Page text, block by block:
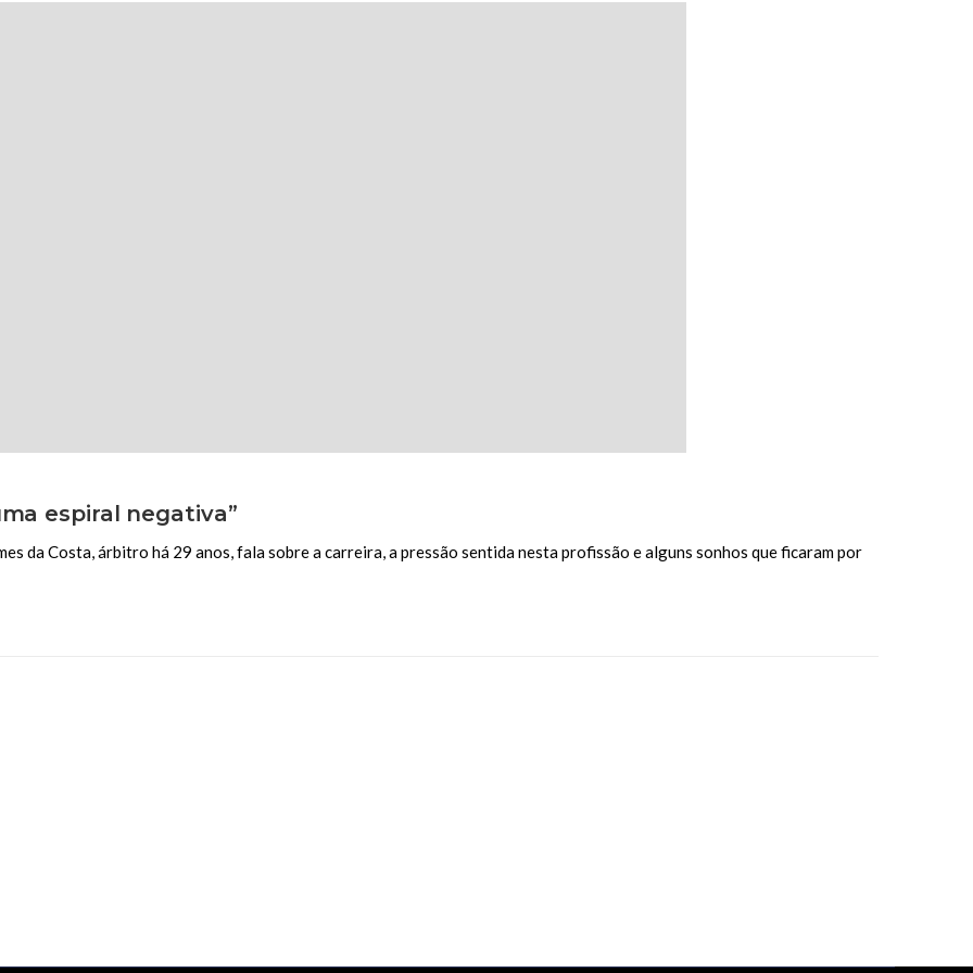
espiral negativa”
da Costa, árbitro há 29 anos, fala sobre a carreira, a pressão sentida nesta profissão e alguns sonhos que ficaram por